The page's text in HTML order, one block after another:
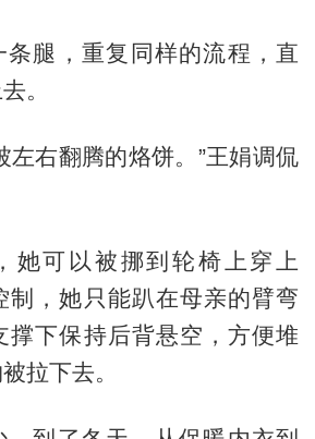
条腿，重复同样的流程，直
。
左右翻腾的烙饼。”王娟调侃
她可以被挪到轮椅上穿上
制，她只能趴在母亲的臂弯
撑下保持后背悬空，方便堆
拉下去。